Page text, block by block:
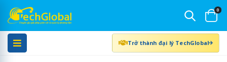
0
Trở thành đại lý TechGlobal